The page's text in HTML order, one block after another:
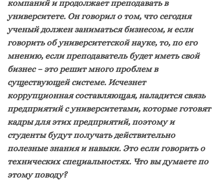
компаний и продолжает преподавать в
университете. Он говорил о том, что сегодня
ученый должен заниматься бизнесом, и если
говорить об университетской науке, то, по его
мнению, если преподаватель будет иметь свой
бизнес – это решит много проблем в
существующей системе. Исчезнет
коррупционная составляющая, наладится связь
предприятий с университетами, которые готовят
кадры для этих предприятий, поэтому и
студенты будут получать действительно
полезные знания и навыки. Это если говорить о
технических специальностях. Что вы думаете по
этому поводу?